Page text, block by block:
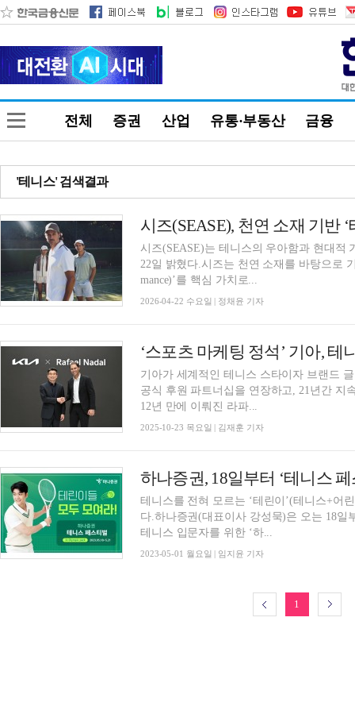
전체 증권 산업 유통·부동산 금융
'테니스' 검색결과
시즈(SEASE), 천연 소재 기반
시즈(SEASE)는 테니스의 우아함과 현대적
22일 밝혔다.시즈는 천연 소재를 바탕으로
mance)’를 핵심 가치로...
2026-04-22 수요일 | 정채윤 기자
기아가 세계적인 테니스 스타이자 브랜드
공식 후원 파트너십을 연장하고, 21년간 지속된 동행을 이어
12년 만에 이뤄진 라파...
2025-10-23 목요일 | 김재훈 기자
하나증권, 18일부터 ‘테니스
테니스를 전혀 모르는 ‘테린이’(테니스+어
다.하나증권(대표이사 강성묵)은 오는 18일
테니스 입문자를 위한 ‘하...
2023-05-01 월요일 | 임지윤 기자
1